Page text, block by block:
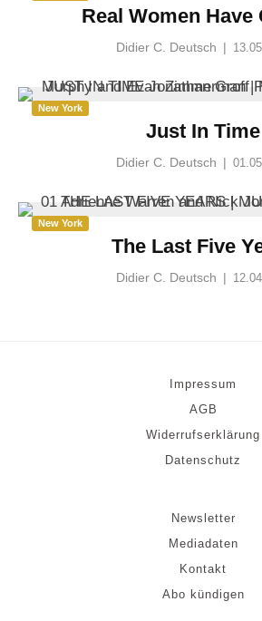
Real Women Have
Didier C. Deutsch |
New York
Just In Time
Didier C. Deutsch |
New York
The Last Five
Didier C. Deutsch |
Impressum
AGB
Widerrufserklärung
Datenschutz
Newsletter
Mediadaten
Kontakt
Abo kündigen